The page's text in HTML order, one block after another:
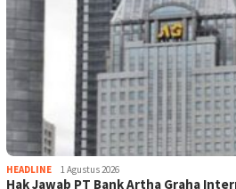
HEADLINE 1 Agustus 2026
Hak Jawab PT Bank Artha Graha